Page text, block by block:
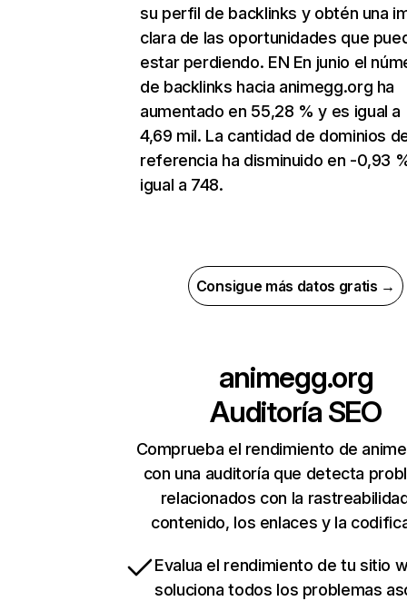
su perfil de backlinks y obtén una
clara de las oportunidades que
estar perdiendo. EN En junio el
de backlinks hacia animegg.org ha
aumentado en 55,28 % y es igual a
4,69 mil. La cantidad de dominios
referencia ha disminuido en -0,93
igual a 748.
Consigue más datos gratis →
animegg.org
Auditoría SEO
Comprueba el rendimiento de
con una auditoría que detecta
relacionados con la
contenido, los enlaces y la
Evalua el rendimiento de tu sitio
soluciona todos los problemas